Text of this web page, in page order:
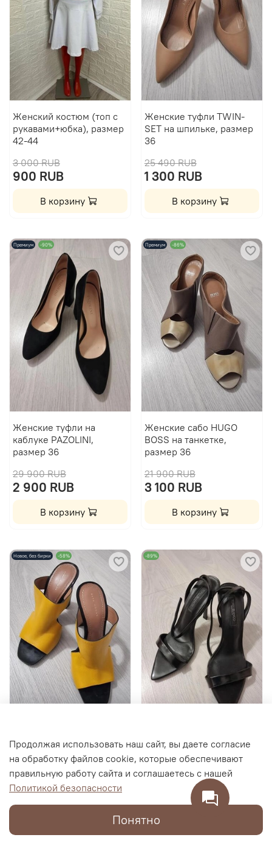
Женский костюм (топ с
рукавами+юбка), размер
42-44
3 000 RUB
900 RUB
В корзину
Женские туфли TWIN-
SET на шпильке, размер
36
25 490 RUB
1 300 RUB
В корзину
Премиум -90%
Женские туфли на
каблуке PAZOLINI,
размер 36
29 900 RUB
2 900 RUB
В корзину
Премиум -86%
Женские сабо HUGO
BOSS на танкетке,
размер 36
21 900 RUB
3 100 RUB
В корзину
Новое, без бирки -58%
Женские босоножки
ZARA WOMAN, размер 35
4 500 RUB
-89%
Женские туфли TONY
BIANCO на шпильке,
размер 38
19 000 RUB
2 100 RUB
Продолжая использовать наш сайт, вы даете согласие
на обработку файлов cookie, которые обеспечивают
правильную работу сайта и соглашаетесь с нашей
Политикой безопасности
Понятно